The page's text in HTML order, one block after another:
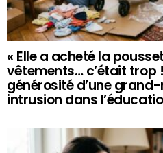
« Elle a acheté la
vêtements… c’était trop
générosité d’une
intrusion dans